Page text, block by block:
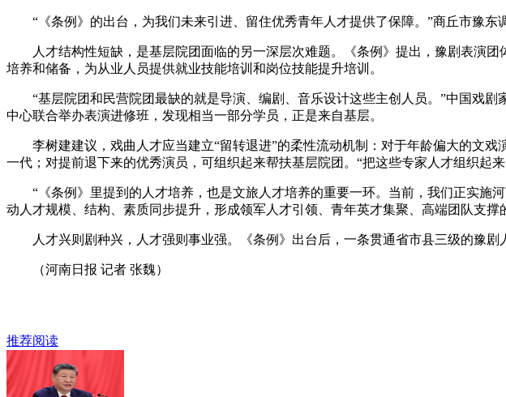
“《条例》的出台，为我们未来引进、留住优秀青年人才提供了保障。”商丘市豫东
人才结构性短缺，是基层院团面临的另一深层次难题。《条例》提出，豫剧表演团
培养和储备，为从业人员提供就业技能培训和岗位技能提升培训。
“基层院团和民营院团最缺的就是导演、编剧、音乐设计这些主创人员。”中国戏剧
中心联合举办表演进修班，发现相当一部分学员，正是来自基层。
李树建建议，戏曲人才应当建立“留转退进”的柔性流动机制：对于年龄偏大的文戏
一代；对提前退下来的优秀演员，可组织起来帮扶基层院团。“把这些专家人才组织起
“《条例》里提到的人才培养，也是文旅人才培养的重要一环。当前，我们正实施
动人才规模、结构、素质同步提升，形成领军人才引领、青年英才集聚、高端团队支
人才兴则剧种兴，人才强则事业强。《条例》出台后，一条贯通省市县三级的豫剧
（河南日报 记者 张魏）
推荐阅读